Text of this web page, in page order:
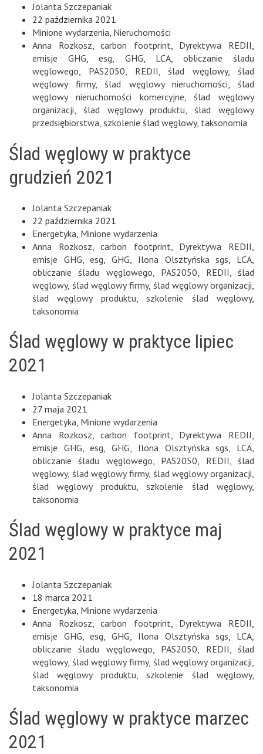
Jolanta Szczepaniak
22 października 2021
Minione wydarzenia, Nieruchomości
Anna Rozkosz,carbon footprint, Dyrektywa REDII,
emisje GHG,esg, GHG, LCA, obliczanie śladu
węglowego, PAS2050, REDII,ślad węglowy,ślad
węglowy firmy,ślad węglowy nieruchomości,ślad
węglowy nieruchomości komercyjne,ślad węglowy
organizacji, ślad węglowy produktu,ślad węglowy
przedsiębiorstwa, szkolenie ślad węglowy, taksonomia
Ślad węglowy w praktyce
grudzień 2021
Jolanta Szczepaniak
22 października 2021
Energetyka Minione wydarzenia
Anna Rozkosz ,carbon footprint Dyrektywa REDII
emisje GHG ,esg ,GHG Ilona Olsztyńska sgs LCA
obliczanie śladu węglowego
PAS2050 REDII
ślad
węglowy, ślad węglowy firmy, ślad węglowy organizacji
ślad węglowy produktu ,szkolenie ślad węglowy,
taksonomia
Ślad węglowy w praktyce lipiec
2021
Jolanta Szczepaniak
27 maja 2021
Energetyka Minione wydarzenia
Anna Rozkosz ,carbon footprint Dyrektywa REDII
emisje GHG ,esg ,GHG Ilona Olsztyńska sgs LCA
obliczanie śladu węglowego
PAS2050 REDII
ślad
węglowy, ślad węglowy firmy, ślad węglowy organizacji
ślad węglowy produktu ,szkolenie ślad węglowy,
taksonomia
Ślad węglowy w praktyce maj
2021
Jolanta Szczepaniak
18 marca 2021
Energetyka Minione wydarzenia
Anna Rozkosz ,carbon footprint Dyrektywa REDII
emisje GHG ,esg ,GHG Ilona Olsztyńska sgs LCA
obliczanie śladu węglowego
PAS2050 REDII
ślad
węglowy, ślad węglowy firmy, ślad węglowy organizacji
ślad węglowy produktu ,szkolenie ślad węglowy,
taksonomia
Ślad węglowy w praktyce marzec
2021